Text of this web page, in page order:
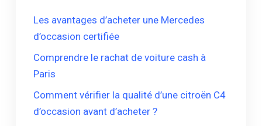
Les avantages d’acheter une Mercedes
d’occasion certifiée
Comprendre le rachat de voiture cash à
Paris
Comment vérifier la qualité d’une citroën C4
d’occasion avant d’acheter ?